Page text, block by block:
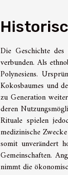
Die Geschichte
verbunden. Als
Polynesiens.
Kokosbaumes und
zu Generation
deren
Rituale spielen
medizinische
somit unverändert
Gemeinschaften.
nimmt die